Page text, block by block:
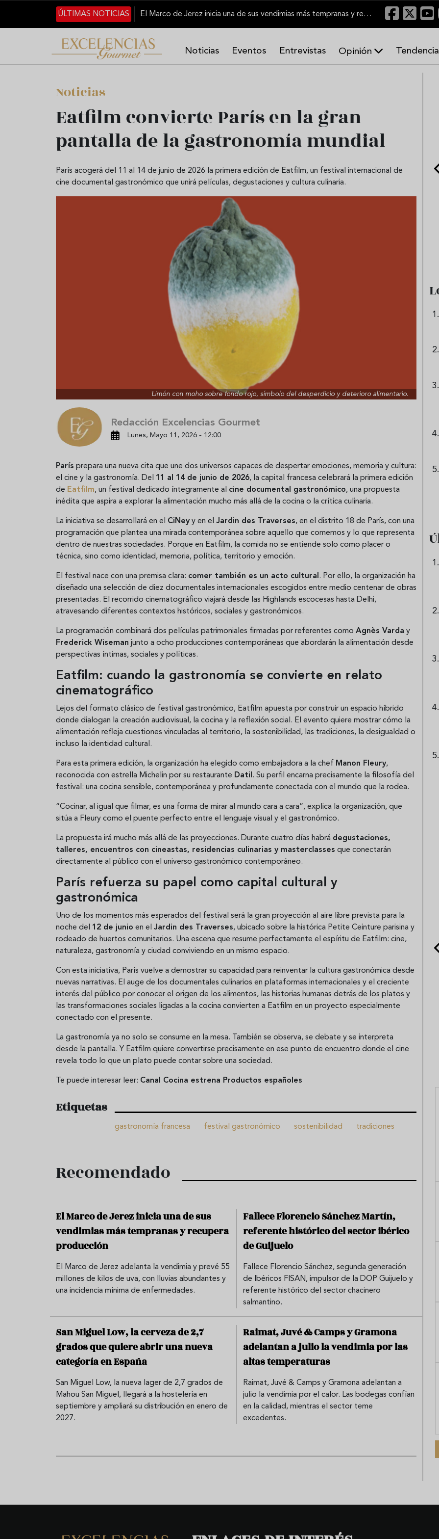
Pasar al contenido principal
ÚLTIMAS NOTICIAS
El Marco de Jerez inicia una de sus vendimias más tempranas y recupera producción
Noticias Eventos Entrevistas Opinión
s
Noticias
Eatfilm convierte París en la gran
pantalla de la gastronomía mundial
París acogerá del 11 al 14 de junio de 2026 la primera edición de Eatfilm, un festival internacional de
cine documental gastronómico que unirá películas, degustaciones y cultura culinaria.
Limón con moho sobre fondo rojo, símbolo del desperdicio y deterioro alimentario.
Redacción Excelencias Gourmet
Lunes, Mayo 11, 2026 - 12:00
París prepara una nueva cita que une dos universos capaces de despertar emociones, memoria y cultura:
el cine y la gastronomía. Del 11 al 14 de junio de 2026, la capital francesa celebrará la primera edición
de Eatfilm, un festival dedicado íntegramente al cine documental gastronómico, una propuesta
inédita que aspira a explorar la alimentación mucho más allá de la cocina o la crítica culinaria.
La iniciativa se desarrollará en el CiNey y en el Jardin des Traverses, en el distrito 18 de París, con una
programación que plantea una mirada contemporánea sobre aquello que comemos y lo que representa
dentro de nuestras sociedades. Porque en Eatfilm, la comida no se entiende solo como placer o
técnica, sino como identidad, memoria, política, territorio y emoción.
El festival nace con una premisa clara: comer también es un acto cultural . Por ello, la organización ha
diseñado una selección de diez documentales internacionales escogidos entre medio centenar de obras
presentadas. El recorrido cinematográfico viajará desde las Highlands escocesas hasta Delhi,
atravesando diferentes contextos históricos, sociales y gastronómicos.
La programación combinará dos películas patrimoniales firmadas por referentes como Agnès Varda y
Frederick Wiseman junto a ocho producciones contemporáneas que abordarán la alimentación desde
perspectivas íntimas, sociales y políticas.
Eatfilm: cuando la gastronomía se convierte en relato
cinematográfico
Lejos del formato clásico de festival gastronómico, Eatfilm apuesta por construir un espacio híbrido
donde dialogan la creación audiovisual, la cocina y la reflexión social. El evento quiere mostrar cómo la
alimentación refleja cuestiones vinculadas al territorio, la sostenibilidad, las tradiciones, la desigualdad o
incluso la identidad cultural.
Para esta primera edición, la organización ha elegido como embajadora a la chef Manon Fleury,
reconocida con estrella Michelin por su restaurante Datil . Su perfil encarna precisamente la filosofía del
festival: una cocina sensible, contemporánea y profundamente conectada con el mundo que la rodea.
“Cocinar, al igual que filmar, es una forma de mirar al mundo cara a cara”, explica la organización, que
sitúa a Fleury como el puente perfecto entre el lenguaje visual y el gastronómico.
La propuesta irá mucho más allá de las proyecciones. Durante cuatro días habrá degustaciones,
talleres, encuentros con cineastas, residencias culinarias y masterclasses que conectarán
directamente al público con el universo gastronómico contemporáneo.
París refuerza su papel como capital cultural y
gastronómica
Uno de los momentos más esperados del festival será la gran proyección al aire libre prevista para la
noche del 12 de junio en el Jardin des Traverses, ubicado sobre la histórica Petite Ceinture parisina y
rodeado de huertos comunitarios. Una escena que resume perfectamente el espíritu de Eatfilm: cine,
naturaleza, gastronomía y ciudad conviviendo en un mismo espacio.
Con esta iniciativa, París vuelve a demostrar su capacidad para reinventar la cultura gastronómica desde
nuevas narrativas. El auge de los documentales culinarios en plataformas internacionales y el creciente
interés del público por conocer el origen de los alimentos, las historias humanas detrás de los platos y
las transformaciones sociales ligadas a la cocina convierten a Eatfilm en un proyecto especialmente
conectado con el presente.
La gastronomía ya no solo se consume en la mesa. También se observa, se debate y se interpreta
desde la pantalla. Y Eatfilm quiere convertirse precisamente en ese punto de encuentro donde el cine
revela todo lo que un plato puede contar sobre una sociedad.
Te puede interesar leer: Canal Cocina estrena Productos españoles
Etiquetas
gastronomía francesa festival gastronómico sostenibilidad tradiciones
Recomendado
El Marco de Jerez inicia una de sus
vendimias más tempranas y recupera
producción
El Marco de Jerez adelanta la vendimia y prevé 55
millones de kilos de uva, con lluvias abundantes y
una incidencia mínima de enfermedades.
Fallece Florencio Sánchez Martín,
referente histórico del sector ibérico
de Guijuelo
Fallece Florencio Sánchez, segunda generación
de Ibéricos FISAN, impulsor de la DOP Guijuelo y
referente histórico del sector chacinero
salmantino.
San Miguel Low, la cerveza de 2,7
grados que quiere abrir una nueva
categoría en España
San Miguel Low, la nueva lager de 2,7 grados de
Mahou San Miguel, llegará a la hostelería en
septiembre y ampliará su distribución en enero de
2027.
Raimat, Juvé & Camps y Gramona
adelantan a julio la vendimia por las
altas temperaturas
Raimat, Juvé & Camps y Gramona adelantan a
julio la vendimia por el calor. Las bodegas confían
en la calidad, mientras el sector teme
excedentes.
Sopa fría de sandía: el plato
que querrás repetir todo el
verano